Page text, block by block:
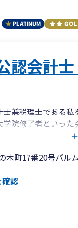
認会計
兼税理士である
院修了者といっ
ーとして、初歩か
、Web会議等の各
総勢200程度）が
木町17番20号パル
認